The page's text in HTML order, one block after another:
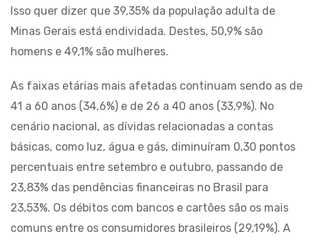
Isso quer dizer que 39,35% da população adulta de
Minas Gerais está endividada. Destes, 50,9% são
homens e 49,1% são mulheres.
As faixas etárias mais afetadas continuam sendo as de
41 a 60 anos (34,6%) e de 26 a 40 anos (33,9%). No
cenário nacional, as dívidas relacionadas a contas
básicas, como luz, água e gás, diminuíram 0,30 pontos
percentuais entre setembro e outubro, passando de
23,83% das pendências financeiras no Brasil para
23,53%. Os débitos com bancos e cartões são os mais
comuns entre os consumidores brasileiros (29,19%). A